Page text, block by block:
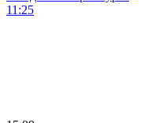
11:25